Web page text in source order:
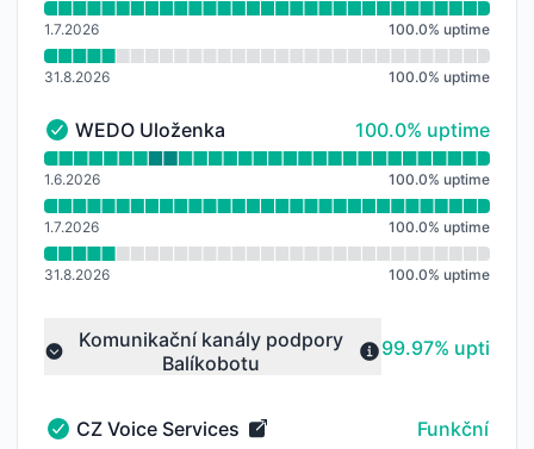
1.7.2026 100.0% uptime
31.8.2026 100.0% uptime
WEDO Uloženka - Funkční
WEDO Uloženka 100% - uptime
100.0% uptime
Přečtěte si graf doby provozuschopnosti pro WEDO
1.6.2026 100.0% uptime
1.7.2026 100.0% uptime
31.8.2026 100.0% uptime
Collapse group
Komunikační kanály podpory
Balíkobotu
100% - uptime
99.97% uptime
CZ Voice Services - Funkční
CZ Voice Services Funkční